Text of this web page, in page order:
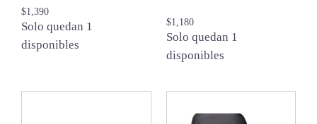
$1,390
Solo quedan 1
disponibles
$1,180
Solo quedan 1
disponibles